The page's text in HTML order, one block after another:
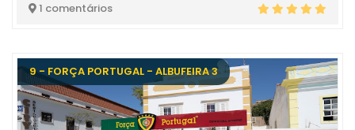
1 comentários
9 - FORÇA PORTUGAL - ALBUFEIRA 3